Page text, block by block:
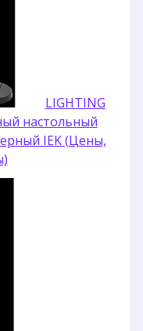
LIGHTING
настольный
IEK (Цены,